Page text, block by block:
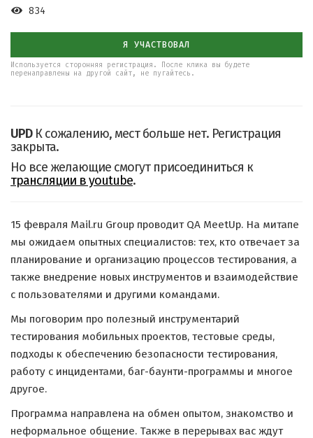
834
Я УЧАСТВОВАЛ
Используется сторонняя регистрация. После клика вы будете
перенаправлены на другой сайт, не пугайтесь.
UPDК сожалению, мест больше нет. Регистрация
закрыта.
Но все желающие смогут присоединиться к
трансляции в youtube.
15 февраля Mail.ru Group проводит QA MeetUp. На митапе
мы ожидаем опытных специалистов: тех, кто отвечает за
планирование и организацию процессов тестирования, а
также внедрение новых инструментов и взаимодействие
с пользователями и другими командами.
Мы поговорим про полезный инструментарий
тестирования мобильных проектов, тестовые среды,
подходы к обеспечению безопасности тестирования,
работу с инцидентами, баг-баунти-программы и многое
другое.
Программа направлена на обмен опытом, знакомство и
неформальное общение. Также в перерывах вас ждут